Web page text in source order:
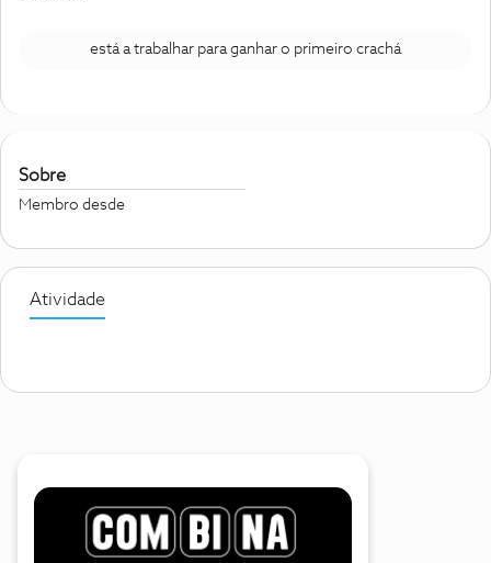
está a trabalhar para ganhar o primeiro crachá
Sobre
Membro desde
Atividade